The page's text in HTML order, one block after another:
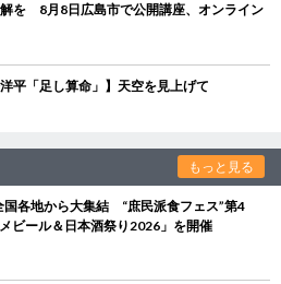
を 8月8日広島市で公開講座、オンライン
平「足し算命」】天空を見上げて
もっと見る
国各地から大集結 “庶民派食フェス”第4
ビール＆日本酒祭り2026」を開催